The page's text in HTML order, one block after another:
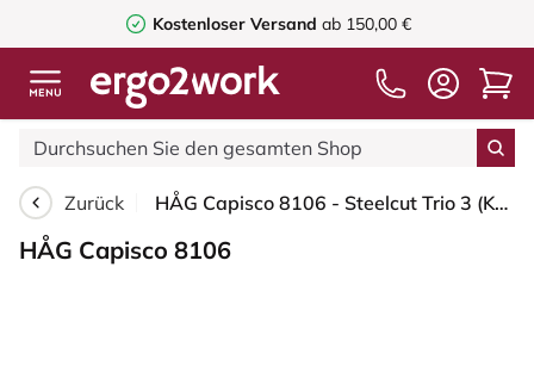
Kostenloser Versand ab 150,00 €
Zurück HÅG Capisco 8106 - Steelcut Trio 3 (Kvadrat) - Wolle / Polyamid - STT645 - Dusty red - Weiß - 265 mm (Sitzhöhe 53-79cm) - Harte Rollen für weiche Böden
HÅG Capisco 8106